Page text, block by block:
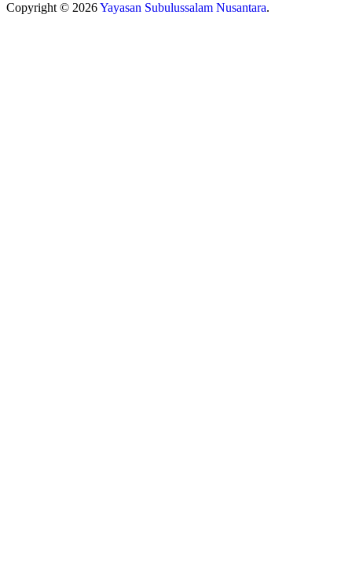
Copyright © 2026Yayasan Subulussalam Nusantara.